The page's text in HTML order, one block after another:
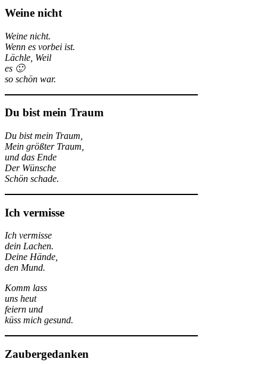
Weine nicht
Weine nicht.
Wenn es vorbei ist.
Lächle, Weil
es 🙂
so schön war.
Du bist mein Traum
Du bist mein Traum,
Mein größter Traum,
und das Ende
Der Wünsche
Schön schade.
Ich vermisse
Ich vermisse
dein Lachen.
Deine Hände,
den Mund.
Komm lass
uns heut
feiern und
küss mich gesund.
Zaubergedanken